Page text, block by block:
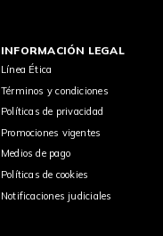
INFORMACIÓN LEGAL
Línea Ética
Términos y condiciones
Políticas de privacidad
Promociones vigentes
Medios de pago
Políticas de cookies
Notificaciones judiciales